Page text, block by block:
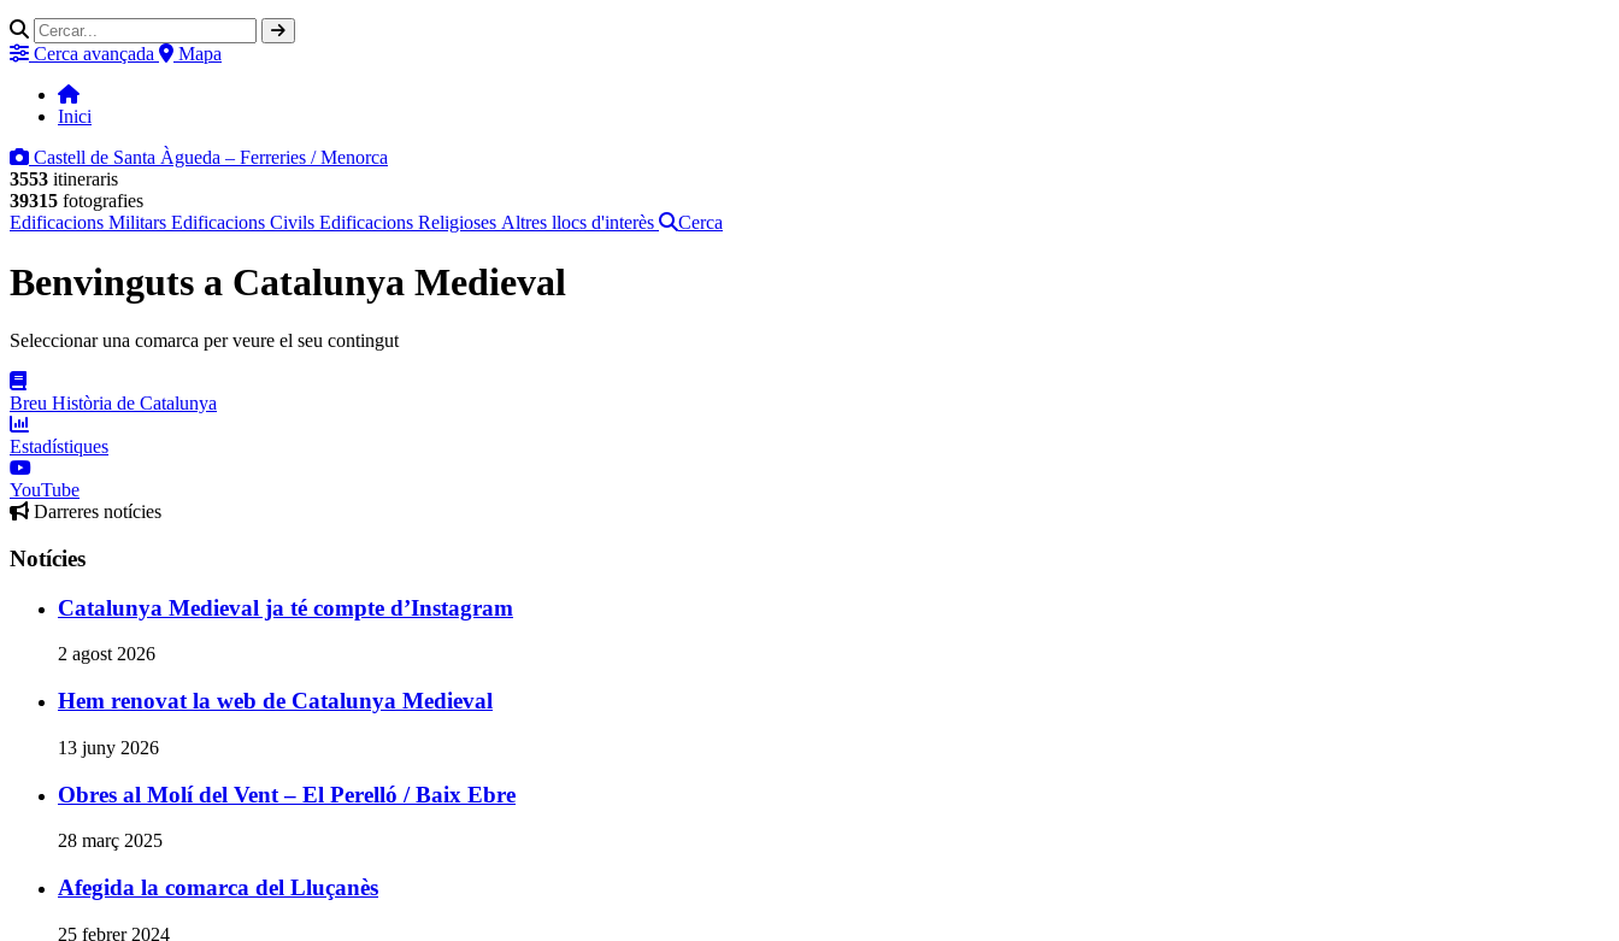
Cerca avançada Mapa
Inici
Castell de Santa Àgueda – Ferreries / Menorca
3553 itineraris
39315 fotografies
Edificacions Militars Edificacions Civils Edificacions Religioses Altres llocs d'interès Cerca
Benvinguts a Catalunya Medieval
Seleccionar una comarca per veure el seu contingut
Breu Història de Catalunya
Estadístiques
YouTube
Darreres notícies
Notícies
Catalunya Medieval ja té compte d’Instagram
2 agost 2026
Hem renovat la web de Catalunya Medieval
13 juny 2026
Obres al Molí del Vent – El Perelló / Baix Ebre
28 març 2025
Afegida la comarca del Lluçanès
25 febrer 2024